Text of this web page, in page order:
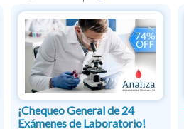
¡Chequeo General de 24
Exámenes de Laboratorio!